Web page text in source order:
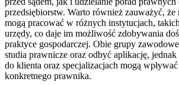
przedsiębiorstw. Warto również zauważyć,
mogą pracować w różnych instytucjach,
urzędy, co daje im możliwość zdobywania
praktyce gospodarczej. Obie grupy
studia prawnicze oraz odbyć aplikację,
do klienta oraz specjalizacjach mogą
konkretnego prawnika.